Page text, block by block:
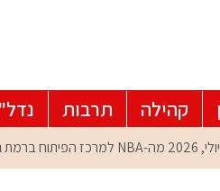
קהילה תרבות
מה-NBA למרכז הפיתוח ברמת גן: עומרי כספי במפגש הוקרה מיוחד